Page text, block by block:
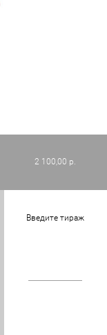
2 100,00 р.
Введите тираж